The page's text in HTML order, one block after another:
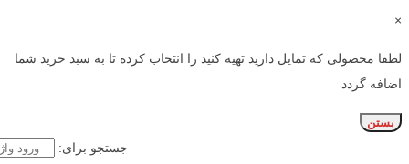
×
لطفا محصولی که تمایل دارید تهیه کنید را انتخاب کرده تا به سبد خرید شما
اضافه گردد
بستن
جستجو برای: